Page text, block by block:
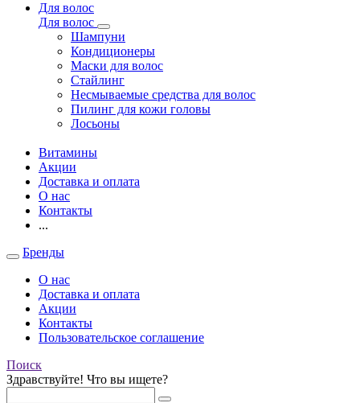
Для волос
Для волос
Шампуни
Кондиционеры
Маски для волос
Стайлинг
Несмываемые средства для волос
Пилинг для кожи головы
Лосьоны
Витамины
Акции
Доставка и оплата
О нас
Контакты
...
Бренды
О нас
Доставка и оплата
Акции
Контакты
Пользовательское соглашение
Поиск
Здравствуйте! Что вы ищете?